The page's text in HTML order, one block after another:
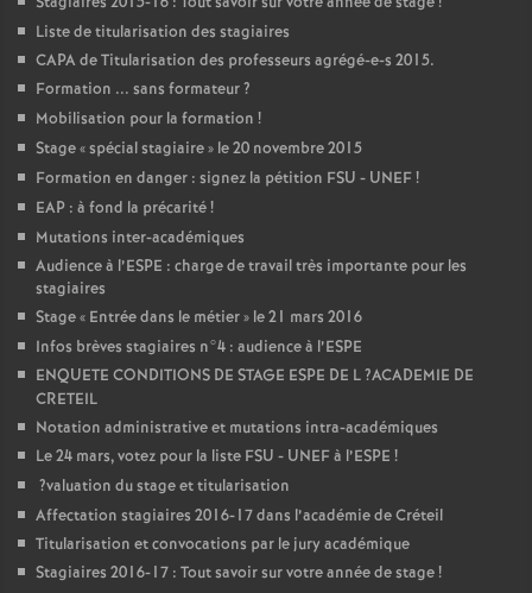
Liste de titularisation des stagiaires
CAPAde Titularisation des professeurs agrégé-e-s 2015.
Formation ... sans formateur?
Mobilisation pour la formation !
Stage «spécial stagiaire» le 20 novembre 2015
Formation en danger : signez la pétition FSU - UNEF!
EAP : à fond la précarité!
Mutations inter-académiques
Audience à l’ESPE : charge de travail très importante pour les
stagiaires
Stage « Entrée dans le métier» le 21 mars 2016
Infos brèves stagiaires n°4 : audience à l’ESPE
ENQUETE CONDITIONS DE STAGE ESPE DE L?ACADEMIE DE
CRETEIL
Notation administrative et mutations intra-académiques
Le 24 mars, votez pour la liste FSU - UNEFà l’ESPE !
?valuation du stage et titularisation
Affectation stagiaires 2016-17 dans l’académie de Créteil
Titularisation et convocations par le jury académique
Stagiaires 2016-17 : Tout savoir sur votre année de stage!